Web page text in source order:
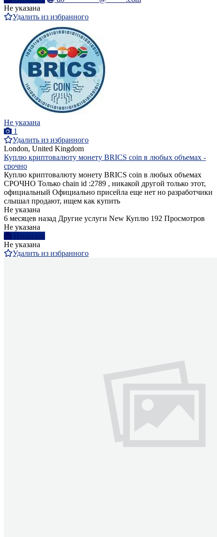
Не указана
Удалить из избранного
Не указана
1
Удалить из избранного
London, United Kingdom
Куплю криптовалюту монету BRICS coin в любых объемах -
срочно
Куплю криптовалюту монету BRICS coin в любых объемах
СРОЧНО Только chain id :2789 , никакой другой только этот,
официальный Официально присейла еще нет но разработчики
слышал продают, ищем как купить
Не указана
6 месяцев назад Другие услуги New Куплю 192 Просмотров
Не указана
Написать
Не указана
Удалить из избранного